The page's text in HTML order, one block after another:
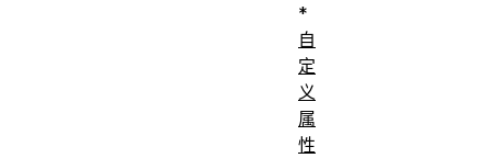
*
自
定
义
属
性